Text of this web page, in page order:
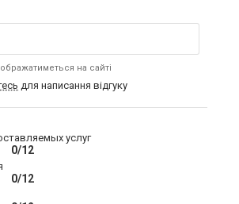
на сайті
для написання відгуку
услуг
0/12
0/12